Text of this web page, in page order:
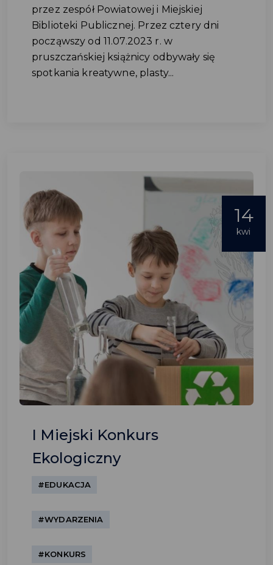
przez zespół Powiatowej i Miejskiej
Biblioteki Publicznej. Przez cztery dni
począwszy od 11.07.2023 r. w
pruszczańskiej książnicy odbywały się
spotkania kreatywne, plasty...
14
kwi
I Miejski Konkurs
Ekologiczny
#EDUKACJA
#WYDARZENIA
#KONKURS